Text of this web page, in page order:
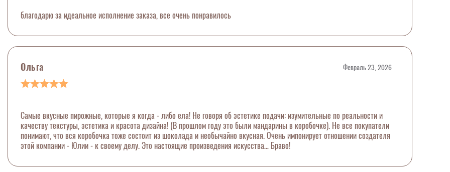
благодарю за идеальное исполнение заказа, все очень понравилось
Ольга Февраль 23, 2026
Самые вкусные пирожные, которые я когда - либо ела! Не говоря об эстетике подачи: изумительные по реальности и
качеству текстуры, эстетика и красота дизайна! (В прошлом году это были мандарины в коробочке). Не все покупатели
понимают, что вся коробочка тоже состоит из шоколада и необычайно вкусная. Очень импонирует отношении создателя
этой компании - Юлии - к своему делу. Это настоящие произведения искусства… Браво!